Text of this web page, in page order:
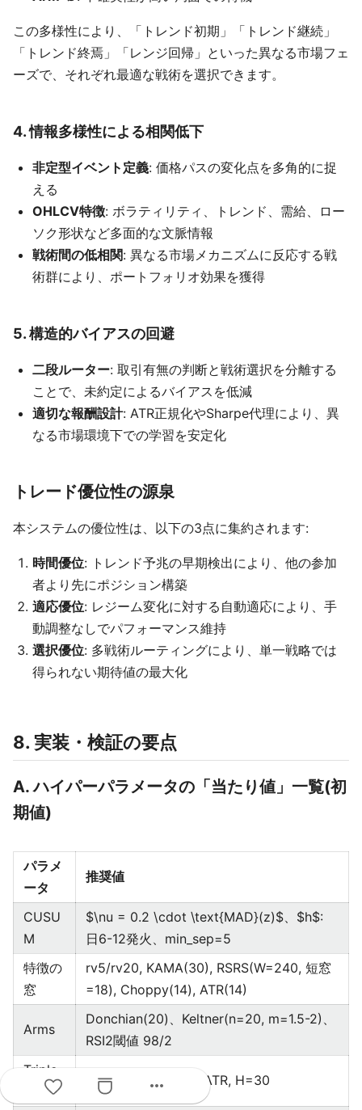
この多様性により、「トレンド初期」「トレンド継続」
「トレンド終焉」「レンジ回帰」といった異なる市場フェ
ーズで、それぞれ最適な戦術を選択できます。
4. 情報多様性による相関低下
非定型イベント定義: 価格パスの変化点を多角的に捉
える
OHLCV特徴: ボラティリティ、トレンド、需給、ロー
ソク形状など多面的な文脈情報
戦術間の低相関: 異なる市場メカニズムに反応する戦
術群により、ポートフォリオ効果を獲得
5. 構造的バイアスの回避
二段ルーター: 取引有無の判断と戦術選択を分離する
ことで、未約定によるバイアスを低減
適切な報酬設計: ATR正規化やSharpe代理により、異
なる市場環境下での学習を安定化
トレード優位性の源泉
本システムの優位性は、以下の3点に集約されます:
時間優位: トレンド予兆の早期検出により、他の参加
者より先にポジション構築
適応優位: レジーム変化に対する自動適応により、手
動調整なしでパフォーマンス維持
選択優位: 多戦術ルーティングにより、単一戦略では
得られない期待値の最大化
8. 実装・検証の要点
A. ハイパーパラメータの「当たり値」一覧(初
期値)
パラメ
ータ
推奨値
CUSU
M
$\nu = 0.2 \cdot \text{MAD}(z)$、$h$:
日6-12発火、min_sep=5
特徴の
窓
rv5/rv20, KAMA(30), RSRS(W=240, 短窓
=18), Choppy(14), ATR(14)
Arms
Donchian(20)、Keltner(n=20, m=1.5-2)、
RSI2閾値 98/2
Triple
Barrier
PT=1.5·ATR, SL=1.0·ATR, H=30
more_horiz